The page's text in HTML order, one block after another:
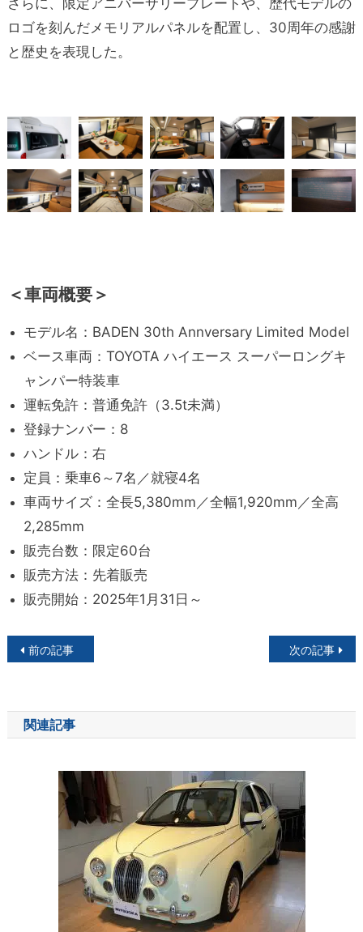
ロゴを刻んだメモリアルパネルを配置し、30周年の感謝
と歴史を表現した。
＜車両概要＞
モデル名：BADEN 30th Annversary Limited Model
ベース車両：TOYOTA ハイエース スーパーロングキ
ャンパー特装車
運転免許：普通免許（3.5t未満）
登録ナンバー：8
ハンドル：右
定員：乗車6～7名／就寝4名
車両サイズ：全長5,380mm／全幅1,920mm／全高
2,285mm
販売台数：限定60台
販売方法：先着販売
販売開始：2025年1月31日～
投
ナ
ビ
前の記事 次の記事
関連記事